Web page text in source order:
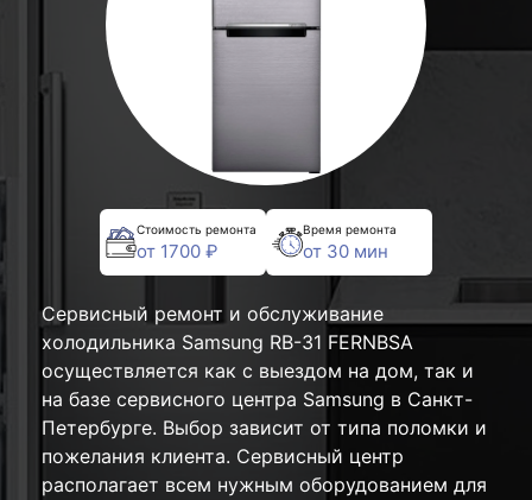
Стоимость ремонта
от 1700 ₽
Время ремонта
от 30 мин
Сервисный ремонт и обслуживание
холодильника Samsung RB-31 FERNBSA
осуществляется как с выездом на дом, так и
на базе сервисного центра Samsung в Санкт-
Петербурге. Выбор зависит от типа поломки и
пожелания клиента. Сервисный центр
располагает всем нужным оборудованием для